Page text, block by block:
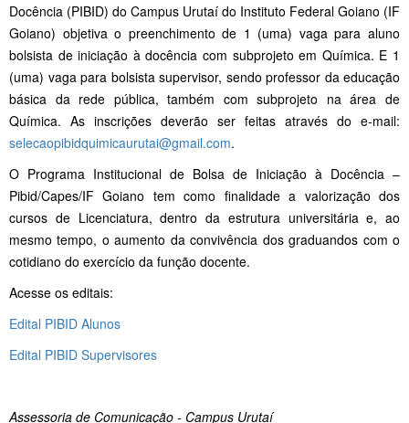
Docência (PIBID) do Campus Urutaí do Instituto Federal Goiano (IF
Goiano) objetiva o preenchimento de 1 (uma) vaga para aluno
bolsista de iniciação à docência com subprojeto em Química. E 1
(uma) vaga para bolsista supervisor, sendo professor da educação
básica da rede pública, também com subprojeto na área de
Química. As inscrições deverão ser feitas através do e-mail:
selecaopibidquimicaurutai@gmail.com.
O Programa Institucional de Bolsa de Iniciação à Docência –
Pibid/Capes/IF Goiano tem como finalidade a valorização dos
cursos de Licenciatura, dentro da estrutura universitária e, ao
mesmo tempo, o aumento da convivência dos graduandos com o
cotidiano do exercício da função docente.
Acesse os editais:
Edital PIBID Alunos
Edital PIBID Supervisores
Assessoria de Comunicação - Campus Urutaí